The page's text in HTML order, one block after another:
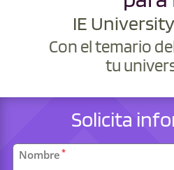
IE
Con el temario
tu
Solicita
Datos
personales
Nombre *